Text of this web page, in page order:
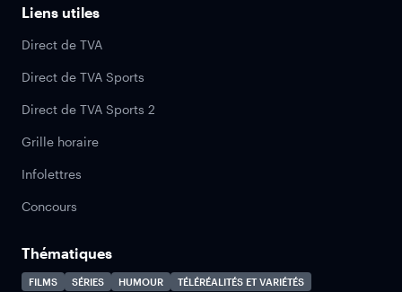
Liens utiles
Direct de TVA
Direct de TVA Sports
Direct de TVA Sports 2
Grille horaire
Infolettres
Concours
Thématiques
FILMS SÉRIES HUMOUR
TÉLÉRÉALITÉS ET VARIÉTÉS